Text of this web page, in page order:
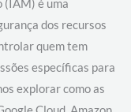
(IAM) é uma
dos recursos
quem tem
específicas para
explorar como as